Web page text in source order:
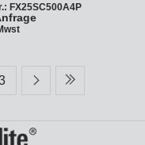
FX25SC500A4P